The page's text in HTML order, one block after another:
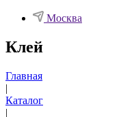
Москва
Клей
Главная
|
Каталог
|